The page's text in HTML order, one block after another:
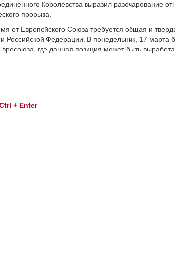
Королевства выразил разочарование
прорыва.
от Европейского Союза требуется общая и
Российской Федерации. В понедельник, 17 марта
где данная позиция может быть
+ Enter